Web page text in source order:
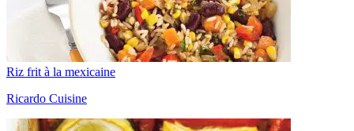
Riz frit à la mexicaine
Ricardo Cuisine